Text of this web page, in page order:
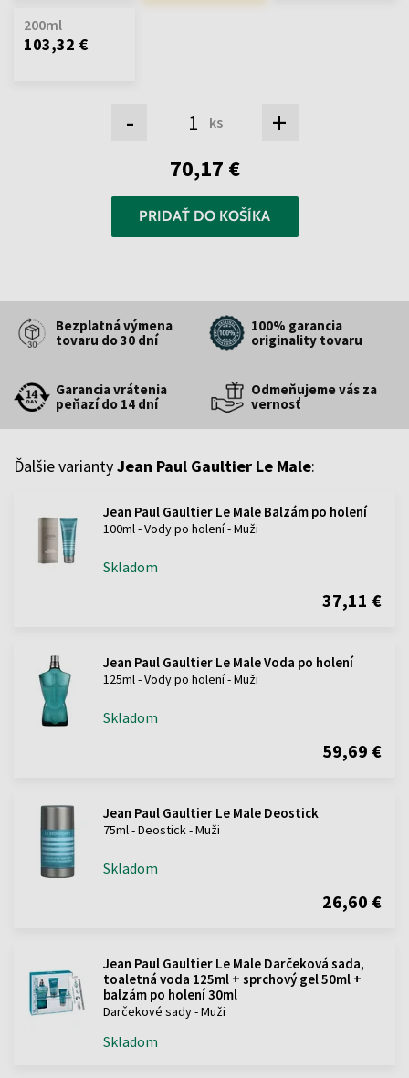
- ks +
200ml
103,32 €
70,17 €
PRIDAŤ DO KOŠÍKA
Bezplatná výmena
tovaru do 30 dní
100% garancia
originality tovaru
Garancia vrátenia
peňazí do 14 dní
Odmeňujeme vás za
vernosť
Ďalšie variantyJean Paul Gaultier Le Male:
Jean Paul Gaultier Le Male Balzám po holení
100ml - Vody po holení - Muži
Skladom
37,11 €
Jean Paul Gaultier Le Male Voda po holení
125ml - Vody po holení - Muži
Skladom
59,69 €
Jean Paul Gaultier Le Male Deostick
75ml - Deostick - Muži
Skladom
26,60 €
Jean Paul Gaultier Le Male Darčeková sada,
toaletná voda 125ml + sprchový gel 50ml +
balzám po holení 30ml
Darčekové sady - Muži
Skladom